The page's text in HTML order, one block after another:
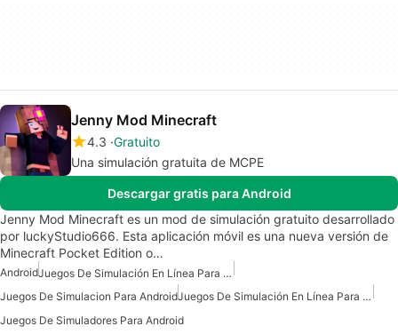
Jenny Mod Minecraft
4.3 Gratuito
Una simulación gratuita de MCPE
Descargar gratis para Android
Jenny Mod Minecraft es un mod de simulación gratuito desarrollado
por luckyStudio666. Esta aplicación móvil es una nueva versión de
Minecraft Pocket Edition o…
Android
Juegos De Simulación En Línea Para Android
Juegos De Simulacion Para Android
Juegos De Simulación En Línea Para Android Gratis
Juegos De Simuladores Para Android